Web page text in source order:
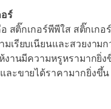
ร์
สติ๊กเกอร์พีพีใส สติ๊กเกอ
เรียบเนียนและสวยงามก
งานมีความหรูหรามากยิ่
ะขายได้ราคามากยิ่งขึ้